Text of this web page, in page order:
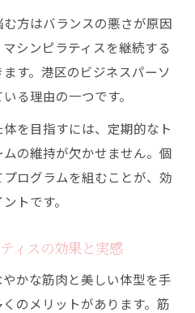
方はバランスの悪さが原因
シンピラティスを継続する
す。港区のビジネスパーソ
る理由の一つです。
を目指すには、定期的なト
の維持が欠かせません。個
ログラムを組むことが、効
トです。
ィスの効果と実感
かな筋肉と美しい体型を手
のメリットがあります。筋